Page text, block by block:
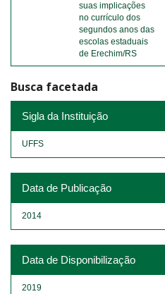
suas implicações
no currículo dos
segundos anos das
escolas estaduais
de Erechim/RS
Busca facetada
Sigla da Instituição
UFFS
Data de Publicação
2014
Data de Disponibilização
2019